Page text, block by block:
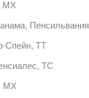
МХ
Пенсильвания
Спейн, ТТ
ТС
МХ